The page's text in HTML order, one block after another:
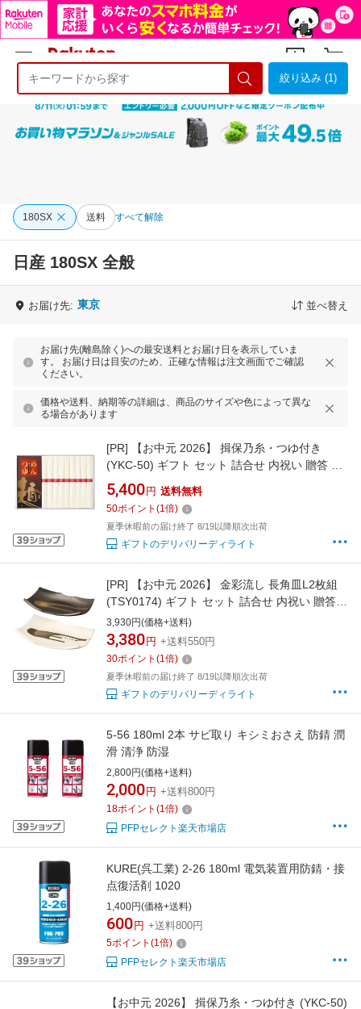
ようこそ 楽天市場へ ログイン
絞り込み (1)
180SX 送料 すべて解除
日産 180SX 全般
お届け先: 東京 並べ替え
お届け先(離島除く)への最安送料とお届け日を表示していま
す。 お届け日は目安のため、正確な情報は注文画面でご確認
ください。
価格や送料、納期等の詳細は、商品のサイズや色によって異な
る場合があります
[PR]
【お中元 2026】 揖保乃糸・つゆ付き
(YKC-50) ギフト セット 詰合せ 内祝い 贈答 お
返し プレゼント 贈り物 お歳暮 お中元
5,400 円 送料無料
50ポイント (1倍)
夏季休暇前の届け終了 8/19以降順次出荷
ギフトのデリバリーディライト
[PR]
【お中元 2026】 金彩流し 長角皿L2枚組
(TSY0174) ギフト セット 詰合せ 内祝い 贈答
お返し プレゼント 贈り物 お歳暮 お中元
3,930円(価格+送料)
3,380 円 +送料550円
30ポイント (1倍)
夏季休暇前の届け終了 8/19以降順次出荷
ギフトのデリバリーディライト
5-56 180ml 2本 サビ取り キシミおさえ 防錆 潤
滑 清浄 防湿
2,800円(価格+送料)
2,000 円 +送料800円
18ポイント (1倍)
PFPセレクト楽天市場店
KURE(呉工業) 2-26 180ml 電気装置用防錆・接
点復活剤 1020
1,400円(価格+送料)
600 円 +送料800円
5ポイント (1倍)
PFPセレクト楽天市場店
【お中元 2026】 揖保乃糸・つゆ付き (YKC-50)